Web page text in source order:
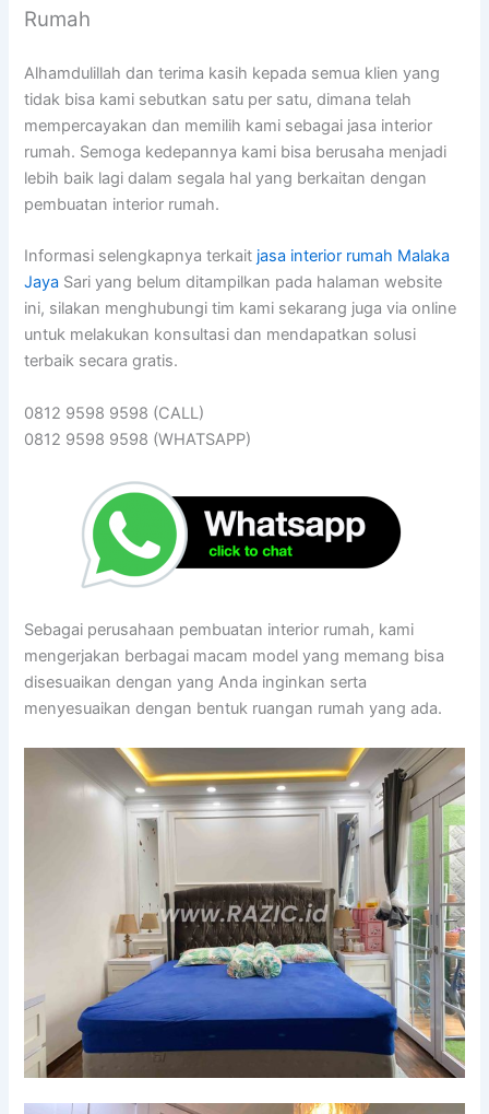
Rumah
Alhamdulillah dan terima kasih kepada semua klien yang
tidak bisa kami sebutkan satu per satu, dimana telah
mempercayakan dan memilih kami sebagai jasa interior
rumah. Semoga kedepannya kami bisa berusaha menjadi
lebih baik lagi dalam segala hal yang berkaitan dengan
pembuatan interior rumah.
Informasi selengkapnya terkait jasa interior rumah Malaka
Jaya Sari yang belum ditampilkan pada halaman website
ini, silakan menghubungi tim kami sekarang juga via online
untuk melakukan konsultasi dan mendapatkan solusi
terbaik secara gratis.
0812 9598 9598 (CALL)
0812 9598 9598 (WHATSAPP)
Sebagai perusahaan pembuatan interior rumah, kami
mengerjakan berbagai macam model yang memang bisa
disesuaikan dengan yang Anda inginkan serta
menyesuaikan dengan bentuk ruangan rumah yang ada.